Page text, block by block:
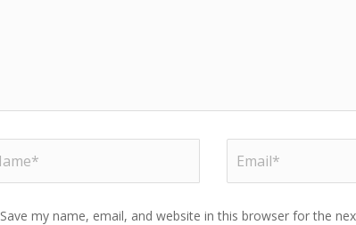
Save my name, email, and website in this browser for the